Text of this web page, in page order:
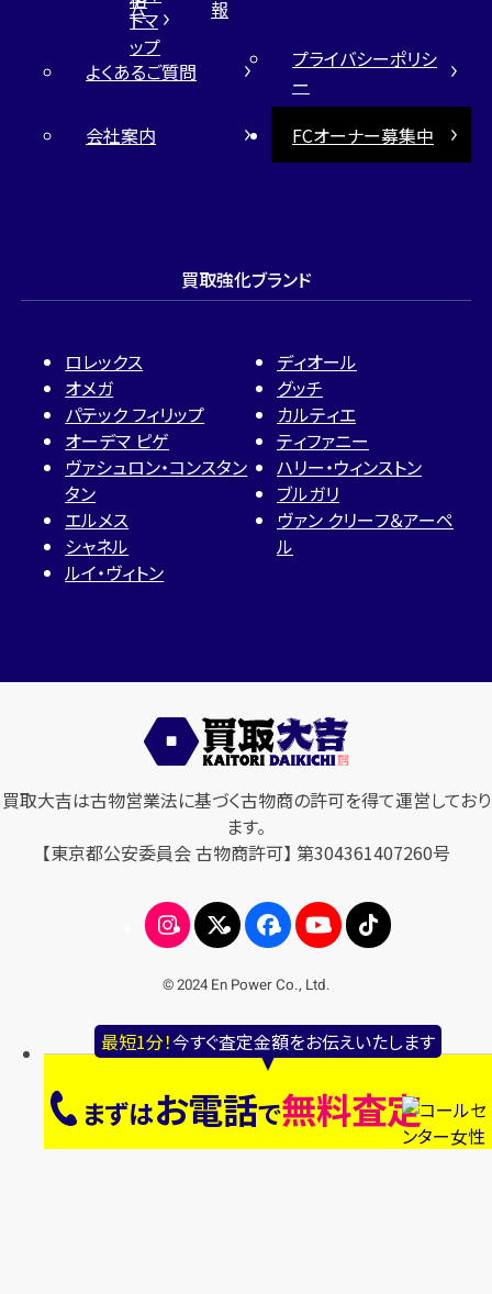
最短1分！今すぐ査定金額をお伝えいたします
まずはお電話で無料査定
ム 報
トマ
ップ
よくあるご質問
プライバシーポリシ
ー
会社案内
FCオーナー募集中
買取強化ブランド
ロレックス
オメガ
パテック フィリップ
オーデマ ピゲ
ヴァシュロン・コンスタン
タン
エルメス
シャネル
ルイ・ヴィトン
ディオール
グッチ
カルティエ
ティファニー
ハリー・ウィンストン
ブルガリ
ヴァン クリーフ＆アーペ
ル
買取大吉は古物営業法に基づく古物商の許可を得て運営しており
ます。
【東京都公安委員会 古物商許可】 第304361407260号
© 2024 En Power Co., Ltd.